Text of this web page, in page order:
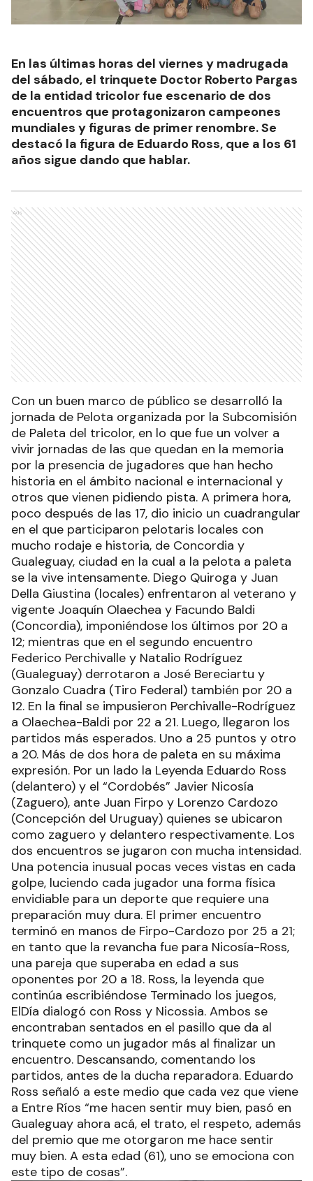
En las últimas horas del viernes y madrugada
del sábado, el trinquete Doctor Roberto Pargas
de la entidad tricolor fue escenario de dos
encuentros que protagonizaron campeones
mundiales y figuras de primer renombre. Se
destacó la figura de Eduardo Ross, que a los 61
años sigue dando que hablar.
Ads
Con un buen marco de público se desarrolló la
jornada de Pelota organizada por la Subcomisión
de Paleta del tricolor, en lo que fue un volver a
vivir jornadas de las que quedan en la memoria
por la presencia de jugadores que han hecho
historia en el ámbito nacional e internacional y
otros que vienen pidiendo pista. A primera hora,
poco después de las 17, dio inicio un cuadrangular
en el que participaron pelotaris locales con
mucho rodaje e historia, de Concordia y
Gualeguay, ciudad en la cual a la pelota a paleta
se la vive intensamente. Diego Quiroga y Juan
Della Giustina (locales) enfrentaron al veterano y
vigente Joaquín Olaechea y Facundo Baldi
(Concordia), imponiéndose los últimos por 20 a
12; mientras que en el segundo encuentro
Federico Perchivalle y Natalio Rodríguez
(Gualeguay) derrotaron a José Bereciartu y
Gonzalo Cuadra (Tiro Federal) también por 20 a
12. En la final se impusieron Perchivalle-Rodríguez
a Olaechea-Baldi por 22 a 21. Luego, llegaron los
partidos más esperados. Uno a 25 puntos y otro
a 20. Más de dos hora de paleta en su máxima
expresión. Por un lado la Leyenda Eduardo Ross
(delantero) y el “Cordobés” Javier Nicosía
(Zaguero), ante Juan Firpo y Lorenzo Cardozo
(Concepción del Uruguay) quienes se ubicaron
como zaguero y delantero respectivamente. Los
dos encuentros se jugaron con mucha intensidad.
Una potencia inusual pocas veces vistas en cada
golpe, luciendo cada jugador una forma física
envidiable para un deporte que requiere una
preparación muy dura. El primer encuentro
terminó en manos de Firpo-Cardozo por 25 a 21;
en tanto que la revancha fue para Nicosía-Ross,
una pareja que superaba en edad a sus
oponentes por 20 a 18. Ross, la leyenda que
continúa escribiéndose Terminado los juegos,
ElDía dialogó con Ross y Nicossia. Ambos se
encontraban sentados en el pasillo que da al
trinquete como un jugador más al finalizar un
encuentro. Descansando, comentando los
partidos, antes de la ducha reparadora. Eduardo
Ross señaló a este medio que cada vez que viene
a Entre Ríos “me hacen sentir muy bien, pasó en
Gualeguay ahora acá, el trato, el respeto, además
del premio que me otorgaron me hace sentir
muy bien. A esta edad (61), uno se emociona con
este tipo de cosas”.